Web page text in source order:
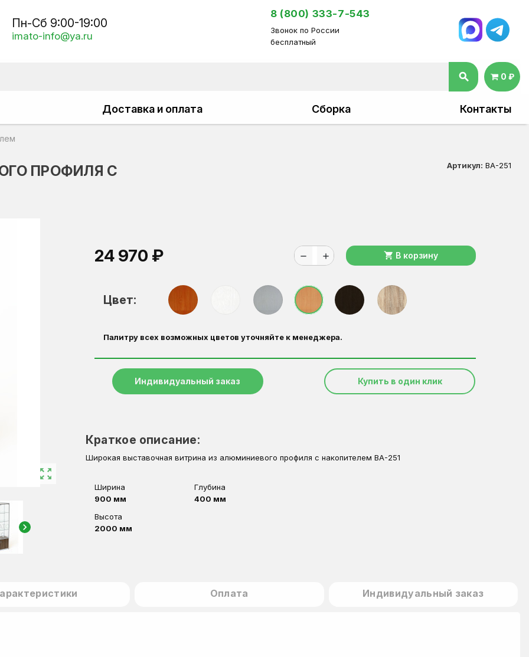
Пн-Сб 9:00-19:00
imato-info@ya.ru
8 (800) 333-7-543
Звонок по России
бесплатный
search 0 ₽
Доставка и оплата Сборка Контакты
ПРОФИЛЯ С
Артикул: ВА-251
zoom_out_map
chevron_right
24 970 ₽ remove add shopping_cart В корзину
Цвет:
Палитру всех возможных цветов уточняйте к менеджера.
Индивидуальный заказ Купить в один клик
Краткое описание:
Широкая выставочная витрина из алюминиевого профиля с накопителем ВА-251
Ширина
900 мм
Глубина
400 мм
Высота
2000 мм
Оплата Индивидуальный заказ